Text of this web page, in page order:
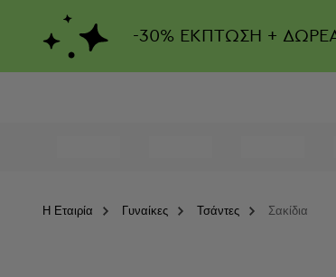
-30% ΕΚΠΤΩΣΗ +
Η Eταιρία Γυναίκες Τσάντες Σακίδια